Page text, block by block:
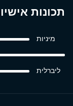
תכונות
מיניות
ליברלית